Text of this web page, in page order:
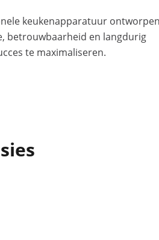
keukenapparatuur
betrouwbaarheid en langdurig
te maximaliseren.